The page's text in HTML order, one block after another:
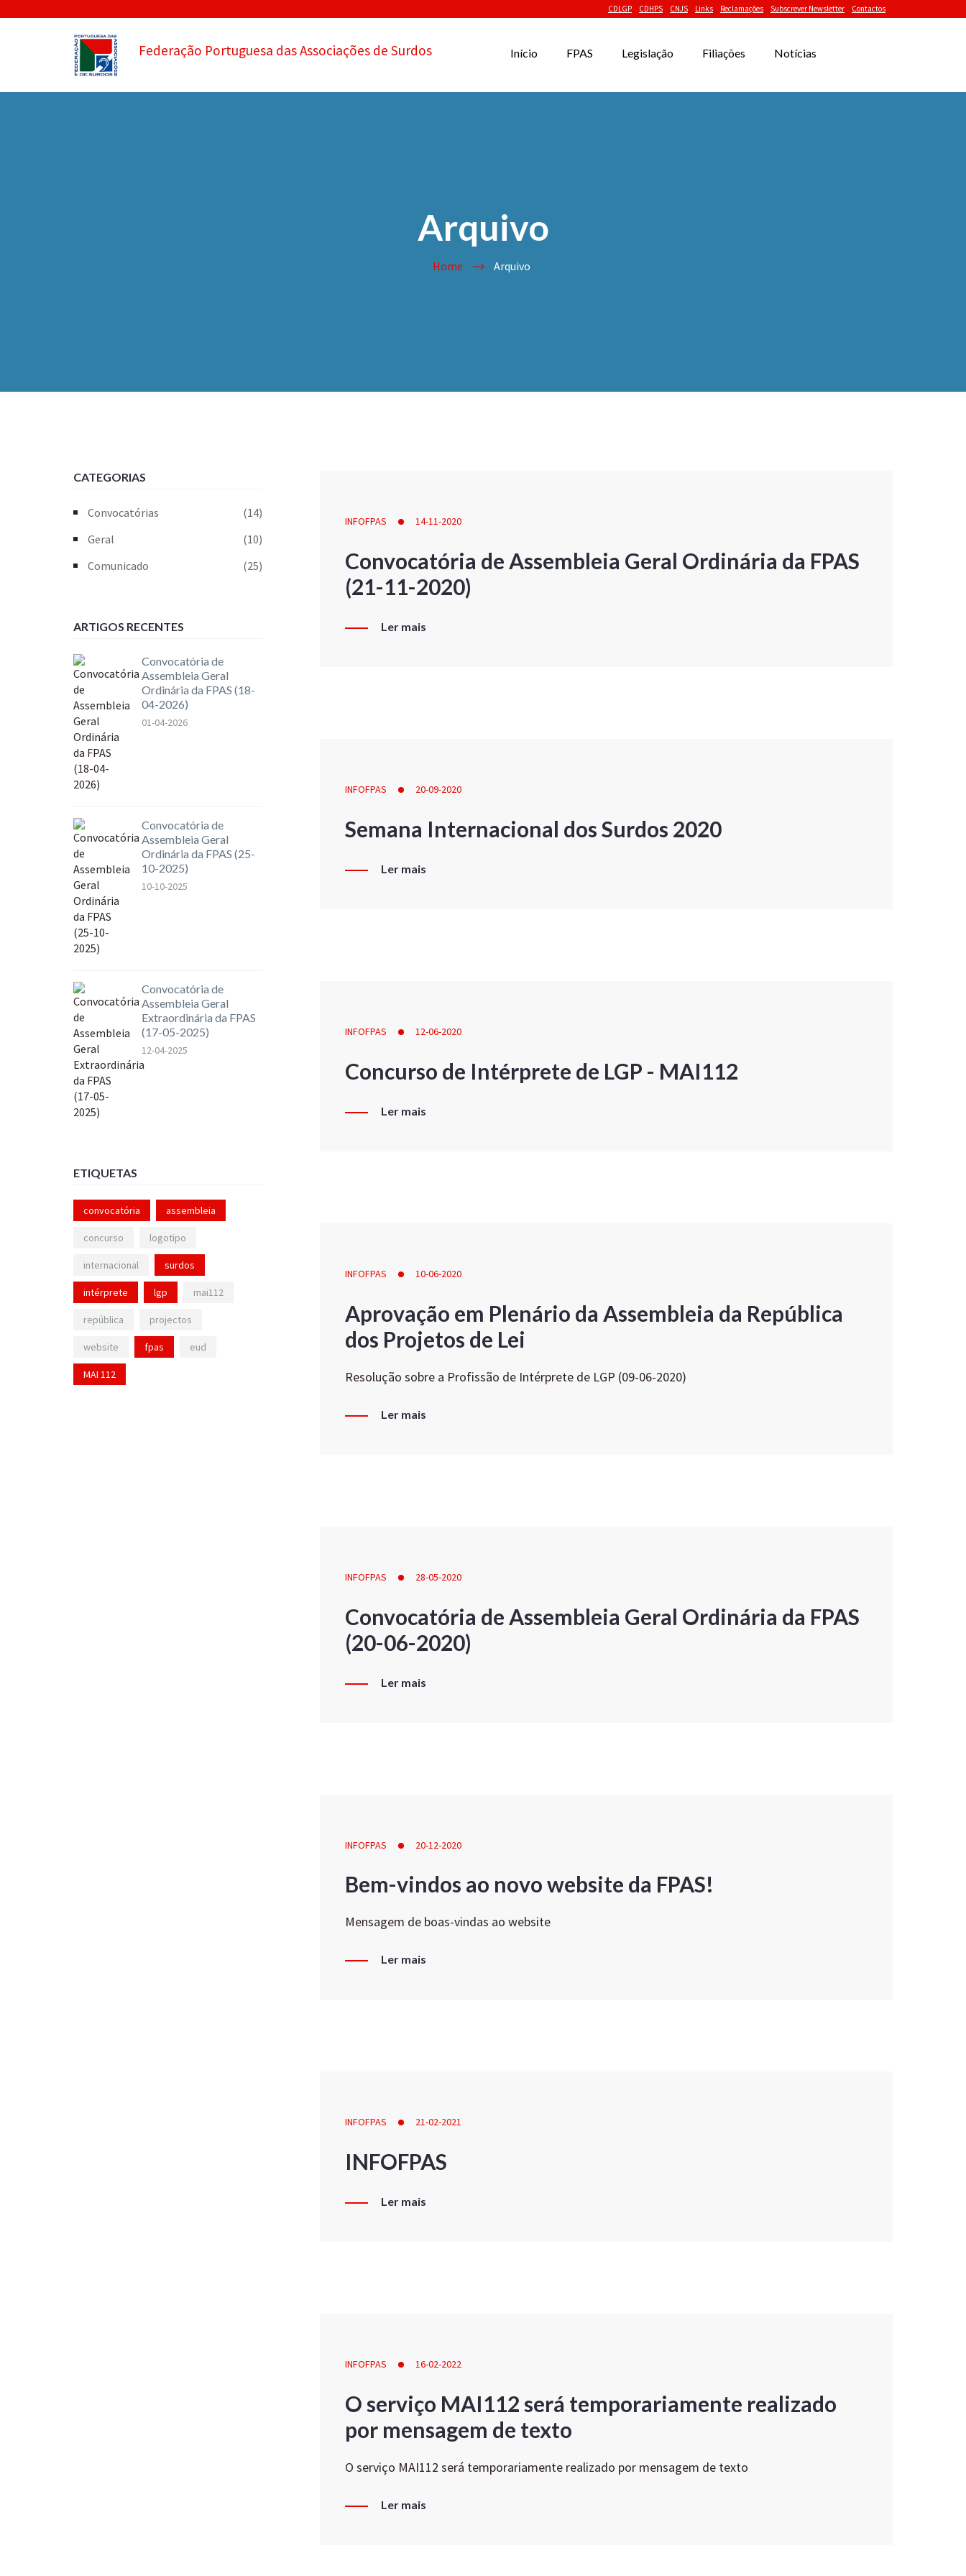
CDLGP CDHPS CNJS Links Reclamações Subscrever Newsletter Contactos
Federação Portuguesa das Associações de Surdos Início FPAS Legislação Filiações Notícias
Arquivo
Home Arquivo
INFOFPAS 14-11-2020
Convocatória de Assembleia Geral Ordinária da FPAS
(21-11-2020)
Ler mais
INFOFPAS 20-09-2020
Semana Internacional dos Surdos 2020
Ler mais
INFOFPAS 12-06-2020
Concurso de Intérprete de LGP - MAI112
Ler mais
INFOFPAS 10-06-2020
Aprovação em Plenário da Assembleia da República
dos Projetos de Lei
Resolução sobre a Profissão de Intérprete de LGP (09-06-2020)
Ler mais
INFOFPAS 28-05-2020
Convocatória de Assembleia Geral Ordinária da FPAS
(20-06-2020)
Ler mais
INFOFPAS 20-12-2020
Bem-vindos ao novo website da FPAS!
Mensagem de boas-vindas ao website
Ler mais
INFOFPAS 21-02-2021
INFOFPAS
Ler mais
INFOFPAS 16-02-2022
O serviço MAI112 será temporariamente realizado
por mensagem de texto
O serviço MAI112 será temporariamente realizado por mensagem de texto
Ler mais
CATEGORIAS
Convocatórias
(14)
Geral
(10)
Comunicado
(25)
ARTIGOS RECENTES
Convocatória de
Assembleia Geral
Ordinária da FPAS (18-
04-2026)
01-04-2026
Convocatória de
Assembleia Geral
Ordinária da FPAS (25-
10-2025)
10-10-2025
Convocatória de
Assembleia Geral
Extraordinária da FPAS
(17-05-2025)
12-04-2025
ETIQUETAS
convocatória assembleia
concurso logotipo
internacional surdos
intérprete lgp mai112
república projectos
website fpas eud
MAI 112